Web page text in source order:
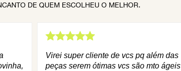
DE QUEM ESCOLHEU O MELHOR.
Virei super cliente de vcs pq além das
peças serem ótimas vcs são mto ágeis